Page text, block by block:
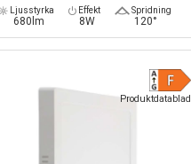
Ljusstyrka
680lm
Effekt
8W
Spridning
120°
Produktdatablad